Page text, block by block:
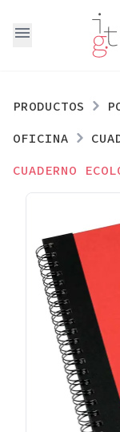
menu
PRODUCTOS
OFICINA
CUADERNO